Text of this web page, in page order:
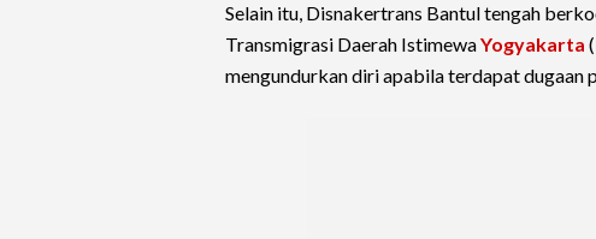
Selain itu, Disnakertrans Bantul tengah
Transmigrasi Daerah IstimewaYogyakarta
mengundurkan diri apabila terdapat dugaan